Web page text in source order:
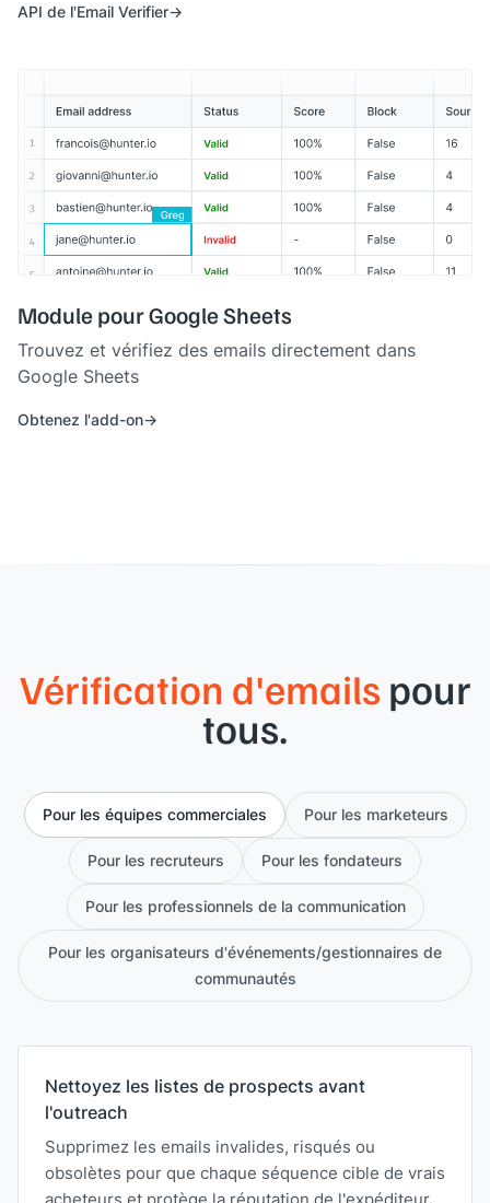
API de l'Email Verifier
Module pour Google Sheets
Trouvez et vérifiez des emails directement dans
Google Sheets
Obtenez l'add-on
Vérification d'emails pour
tous.
Pour les équipes commerciales Pour les marketeurs
Pour les recruteurs Pour les fondateurs
Pour les professionnels de la communication
Pour les organisateurs d'événements/gestionnaires de
communautés
Nettoyez les listes de prospects avant
l'outreach
Supprimez les emails invalides, risqués ou
obsolètes pour que chaque séquence cible de vrais